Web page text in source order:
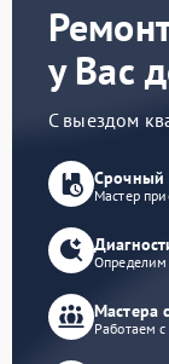
у Вас
С выездом
Срочный
Мастер
Определим
Мастера
Работаем